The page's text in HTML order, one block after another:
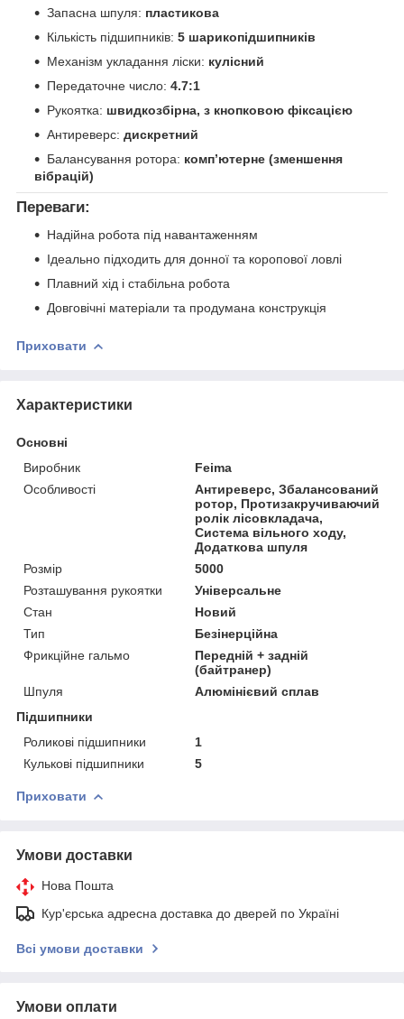
Запасна шпуля: пластикова
Кількість підшипників: 5 шарикопідшипників
Механізм укладання ліски: кулісний
Передаточне число: 4.7:1
Рукоятка: швидкозбірна, з кнопковою фіксацією
Антиреверс: дискретний
Балансування ротора: комп’ютерне (зменшення
вібрацій)
Переваги:
Надійна робота під навантаженням
Ідеально підходить для донної та коропової ловлі
Плавний хід і стабільна робота
Довговічні матеріали та продумана конструкція
Приховати
Характеристики
Основні
Виробник
Feima
Особливості
Антиреверс, Збалансований
ротор, Протизакручиваючий
ролік лісовкладача,
Система вільного ходу,
Додаткова шпуля
Розмір
5000
Розташування рукоятки
Універсальне
Стан
Новий
Тип
Безінерційна
Фрикційне гальмо
Передній + задній
(байтранер)
Шпуля
Алюмінієвий сплав
Підшипники
Роликові підшипники
1
Кулькові підшипники
5
Приховати
Умови доставки
Нова Пошта
Кур'єрська адресна доставка до дверей по Україні
Всі умови доставки
Умови оплати